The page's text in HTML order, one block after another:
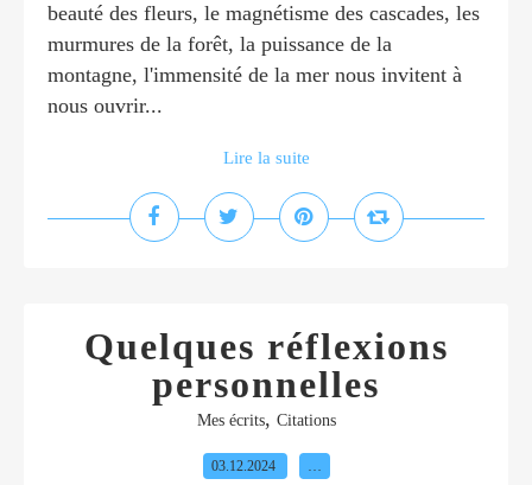
beauté des fleurs, le magnétisme des cascades, les
murmures de la forêt, la puissance de la
montagne, l'immensité de la mer nous invitent à
nous ouvrir...
Lire la suite
Quelques réflexions
personnelles
Mes écrits, Citations
03.12.2024 …